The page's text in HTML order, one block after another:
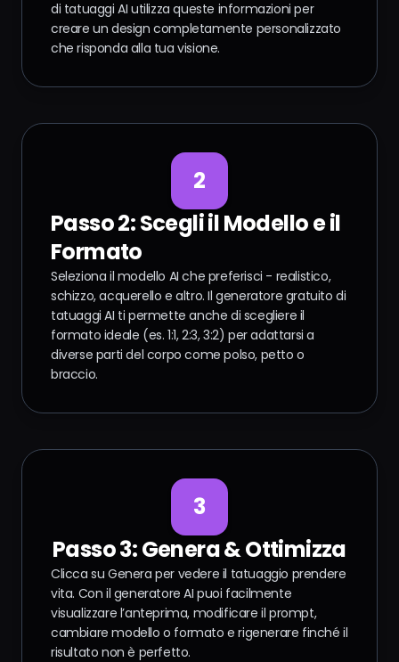
di tatuaggi AI utilizza queste informazioni per
creare un design completamente personalizzato
che risponda alla tua visione.
2
Passo 2: Scegli il Modello e il
Formato
Seleziona il modello AI che preferisci - realistico,
schizzo, acquerello e altro. Il generatore gratuito di
tatuaggi AI ti permette anche di scegliere il
formato ideale (es. 1:1, 2:3, 3:2) per adattarsi a
diverse parti del corpo come polso, petto o
braccio.
3
Passo 3: Genera & Ottimizza
Clicca su Genera per vedere il tatuaggio prendere
vita. Con il generatore AI puoi facilmente
visualizzare l’anteprima, modificare il prompt,
cambiare modello o formato e rigenerare finché il
risultato non è perfetto.